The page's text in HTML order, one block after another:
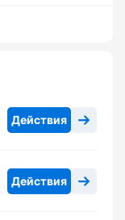
Действия
Действия